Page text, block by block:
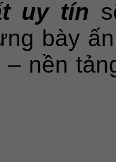
uy tín
bày
nền